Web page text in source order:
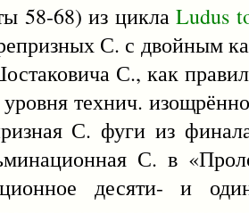
58-68) из циклаLudus
С. с двойным
С., как
технич.
С. фуги из
С. в
десяти- и